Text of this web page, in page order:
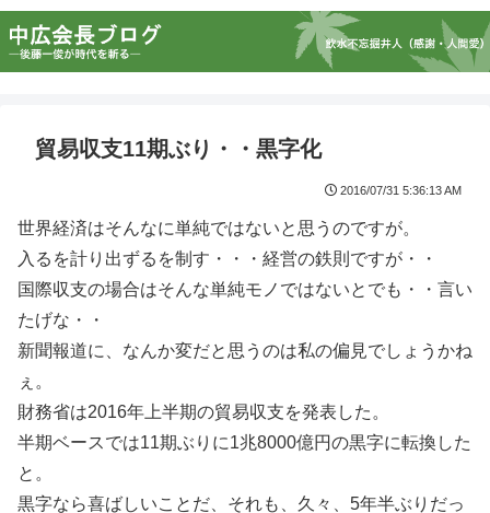
貿易収支11期ぶり・・黒字化
2016/07/31 5:36:13 AM
世界経済はそんなに単純ではないと思うのですが。
入るを計り出ずるを制す・・・経営の鉄則ですが・・
国際収支の場合はそんな単純モノではないとでも・・言い
たげな・・
新聞報道に、なんか変だと思うのは私の偏見でしょうかね
ぇ。
財務省は2016年上半期の貿易収支を発表した。
半期ベースでは11期ぶりに1兆8000億円の黒字に転換した
と。
黒字なら喜ばしいことだ、それも、久々、5年半ぶりだっ